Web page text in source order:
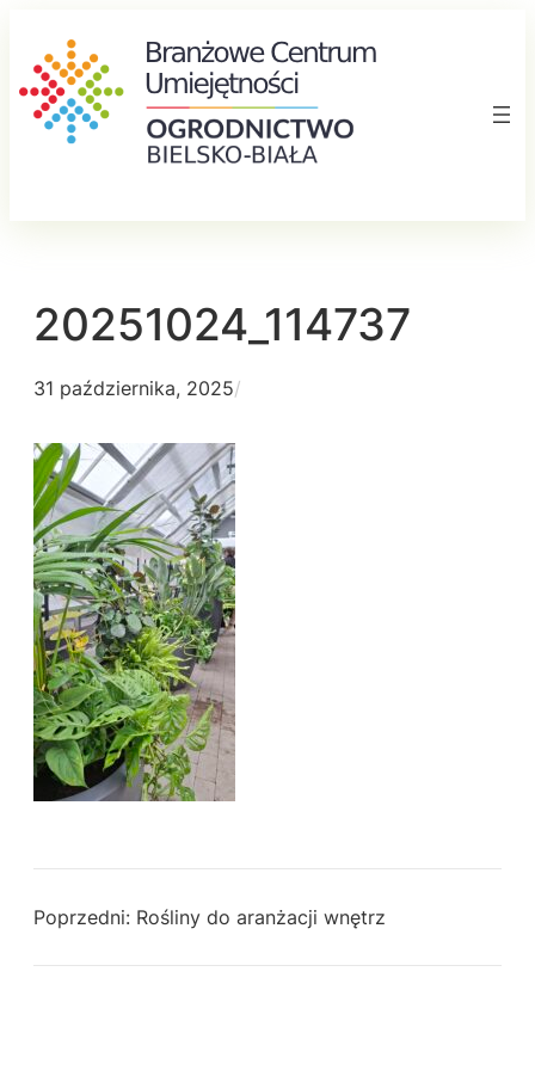
treści
20251024_114737
31 października, 2025/
Poprzedni: Rośliny do aranżacji wnętrz